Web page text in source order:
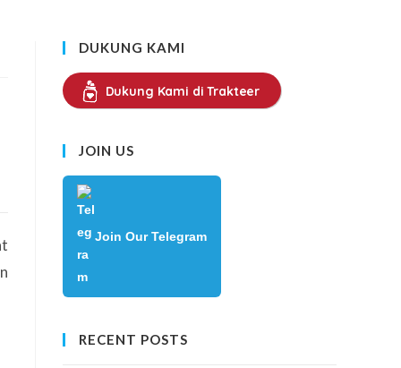
DUKUNG KAMI
Dukung Kami di Trakteer
JOIN US
Join Our Telegram
RECENT POSTS